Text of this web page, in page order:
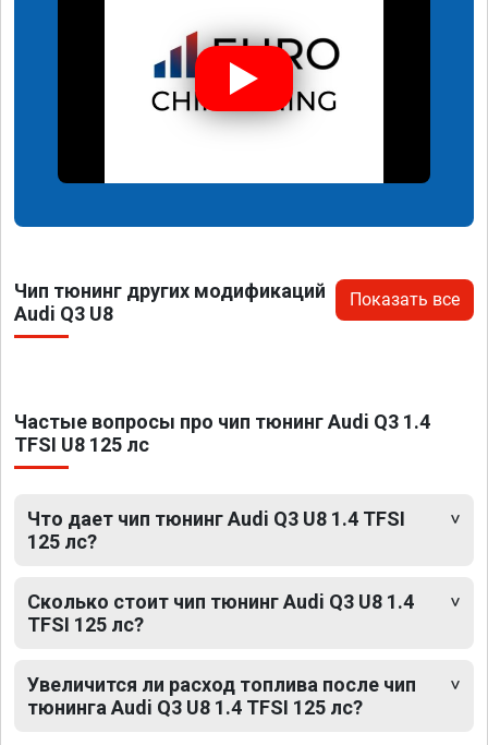
Чип тюнинг других модификаций
Audi Q3 U8
Показать все
Частые вопросы про чип тюнинг Audi Q3 1.4
TFSI U8 125 лс
Что дает чип тюнинг Audi Q3 U8 1.4 TFSI
125 лс?
Сколько стоит чип тюнинг Audi Q3 U8 1.4
TFSI 125 лс?
Увеличится ли расход топлива после чип
тюнинга Audi Q3 U8 1.4 TFSI 125 лс?